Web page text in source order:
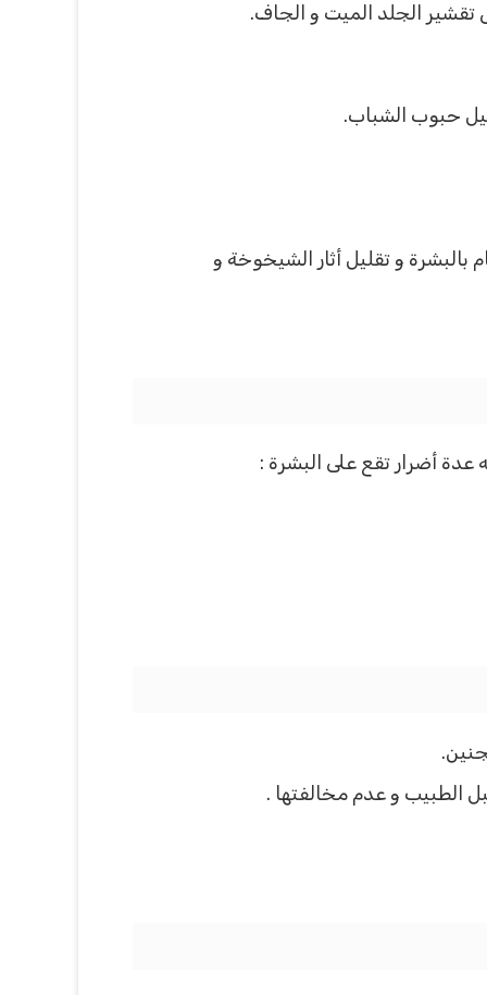
الجلد الميت و الجاف.
حبوب الشباب.
و تقليل أثار الشيخوخة و
عدة أضرار تقع على البشرة :
الطبيب و عدم مخالفتها .